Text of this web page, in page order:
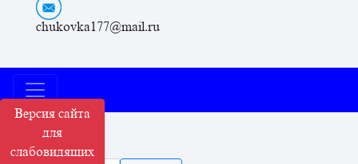
Версия сайта
для
слабовидящих
chukovka177@mail.ru